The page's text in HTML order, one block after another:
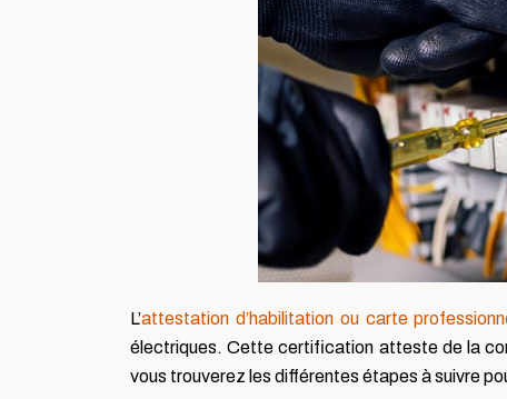
L’attestation d’habilitation ou carte
électriques. Cette certification atteste de la
vous trouverez les différentes étapes à suivre